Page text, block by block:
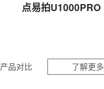
点易拍U1000PRO
产品对比 了解更多